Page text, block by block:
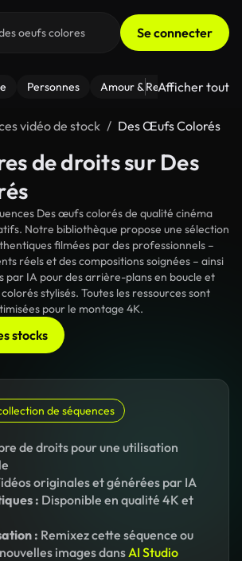
Se connecter
Personnes Amour & Relations Le
Afficher tout
vidéo de stock Des Œufs Colorés
de droits sur Des
Des œufs colorés de qualité cinéma
Notre bibliothèque propose une sélection
filmées par des professionnels –
réels et des compositions soignées – ainsi
par IA pour des arrière-plans en boucle et
stylisés. Toutes les ressources sont
pour le montage 4K.
stocks
de séquences
de droits pour une utilisation
originales et générées par IA
: Disponible en qualité 4K et
: Remixez cette séquence ou
images dansAI Studio